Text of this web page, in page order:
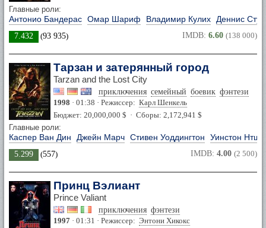
Главные роли:
Антонио Бандерас Омар Шариф Владимир Кулих Деннис
7.432 (93 935) IMDB: 6.60 (138 000)
Тарзан и затерянный город
Tarzan and the Lost City
приключения семейный боевик фэнтези
1998 · 01:38 · Режиссер: Карл Шенкель
Бюджет: 20,000,000 $ · Сборы: 2,172,941 $
Главные роли:
Каспер Ван Дин Джейн Марч Стивен Уоддингтон Уинстон
5.299 (557) IMDB: 4.00 (2 500)
Принц Вэлиант
Prince Valiant
приключения фэнтези
1997 · 01:31 · Режиссер: Энтони Хикокс